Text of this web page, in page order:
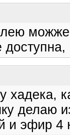
хадека,
делаю
и эфир 4